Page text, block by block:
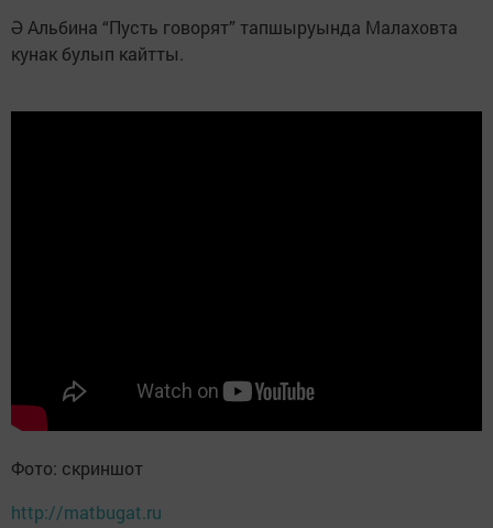
Ә Альбина “Пусть говорят” тапшыруында Малаховта
кунак булып кайтты.
Фото: скриншот
http://matbugat.ru